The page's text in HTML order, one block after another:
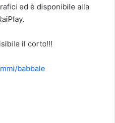
ed è disponibile alla
il corto!!!
babbale